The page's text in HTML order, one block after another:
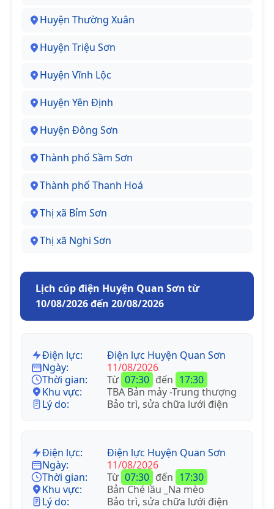
Huyện Thường Xuân
Huyện Triệu Sơn
Huyện Vĩnh Lộc
Huyện Yên Định
Huyện Đông Sơn
Thành phố Sầm Sơn
Thành phố Thanh Hoá
Thị xã Bỉm Sơn
Thị xã Nghi Sơn
Lịch cúp điện Huyện Quan Sơn từ
10/08/2026 đến 20/08/2026
Điện lực:
Điện lực Huyện Quan Sơn
Ngày:
11/08/2026
Thời gian:
Từ 07:30 đến 17:30
Khu vực:
TBA Bản mảy -Trung thượng
Lý do:
Bảo trì, sửa chữa lưới điện
Điện lực:
Điện lực Huyện Quan Sơn
Ngày:
11/08/2026
Thời gian:
Từ 07:30 đến 17:30
Khu vực:
Bản Ché lầu _Na mèo
Lý do:
Bảo trì, sửa chữa lưới điện